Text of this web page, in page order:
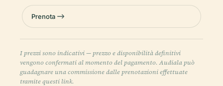
Prenota
I prezzi sono indicativi — prezzo e disponibilità definitivi
vengono confermati al momento del pagamento. Audiala può
guadagnare una commissione dalle prenotazioni effettuate
tramite questi link.